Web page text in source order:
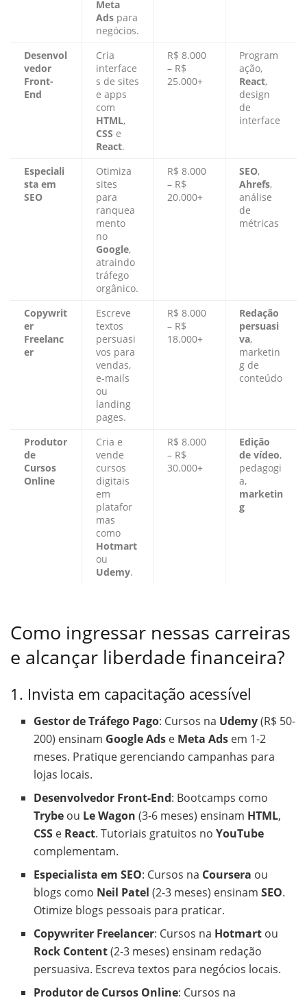
Meta
Ads para
negócios.
Desenvol
vedor
Front-
End
Cria
interface
s de sites
e apps
com
HTML,
CSS e
React.
R$ 8.000
– R$
25.000+
Program
ação,
React,
design
de
interface
Especiali
sta em
SEO
Otimiza
sites
para
ranquea
mento
no
Google,
atraindo
tráfego
orgânico.
R$ 8.000
– R$
20.000+
SEO,
Ahrefs,
análise
de
métricas
Copywrit
er
Freelanc
er
Escreve
textos
persuasi
vos para
vendas,
e-mails
ou
landing
pages.
R$ 8.000
– R$
18.000+
Redação
persuasi
va,
marketin
g de
conteúdo
Produtor
de
Cursos
Online
Cria e
vende
cursos
digitais
em
platafor
mas
como
Hotmart
ou
Udemy.
R$ 8.000
– R$
30.000+
Edição
de vídeo,
pedagogi
a,
marketin
g
Como ingressar nessas carreiras
e alcançar liberdade financeira?
1. Invista em capacitação acessível
Gestor de Tráfego Pago: Cursos na Udemy(R$ 50-
200) ensinam Google Ads e Meta Ads em 1-2
meses. Pratique gerenciando campanhas para
lojas locais.
Desenvolvedor Front-End: Bootcamps como
Trybe ou Le Wagon (3-6 meses) ensinam HTML,
CSS e React. Tutoriais gratuitos noYouTube
complementam.
Especialista em SEO: Cursos na Coursera ou
blogs como Neil Patel (2-3 meses) ensinamSEO.
Otimize blogs pessoais para praticar.
Copywriter Freelancer: Cursos na Hotmart ou
Rock Content(2-3 meses) ensinam redação
persuasiva. Escreva textos para negócios locais.
Produtor de Cursos Online: Cursos na